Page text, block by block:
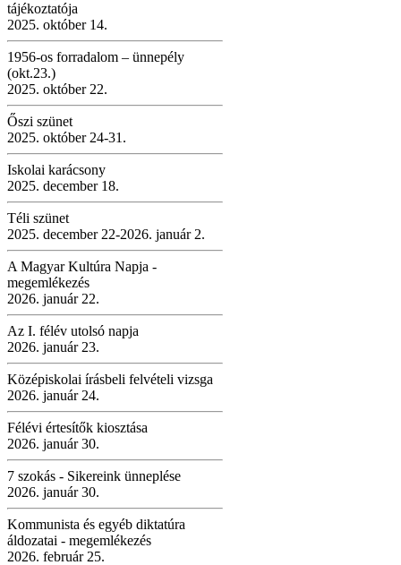
tájékoztatója
2025. október 14.
1956-os forradalom – ünnepély
(okt.23.)
2025. október 22.
Őszi szünet
2025. október 24-31.
Iskolai karácsony
2025. december 18.
Téli szünet
2025. december 22-2026. január 2.
A Magyar Kultúra Napja -
megemlékezés
2026. január 22.
Az I. félév utolsó napja
2026. január 23.
Középiskolai írásbeli felvételi vizsga
2026. január 24.
Félévi értesítők kiosztása
2026. január 30.
7 szokás - Sikereink ünneplése
2026. január 30.
Kommunista és egyéb diktatúra
áldozatai - megemlékezés
2026. február 25.